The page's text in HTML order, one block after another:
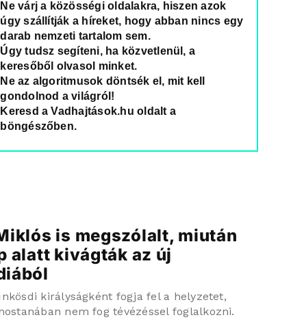
Ne várj a közösségi oldalakra, hiszen azok
úgy szállítják a híreket, hogy abban nincs egy
darab nemzeti tartalom sem.
Úgy tudsz segíteni, ha közvetlenül, a
keresőből olvasol minket.
Ne az algoritmusok döntsék el, mit kell
gondolnod a világról!
Keresd a Vadhajtások.hu oldalt a
böngészőben.
is megszólalt, miután
alatt kivágták az új
királyságként fogja fel a helyzetet,
nem fog tévézéssel foglalkozni.